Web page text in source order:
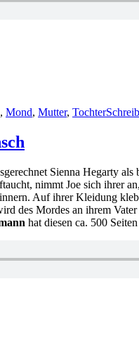
, Mond, Mutter, Tochter
Sienna Hegarty
nimmt Joe sich ihrer
Auf ihrer Kleidung
des Mordes an ihrem
hat diesen ca. 500